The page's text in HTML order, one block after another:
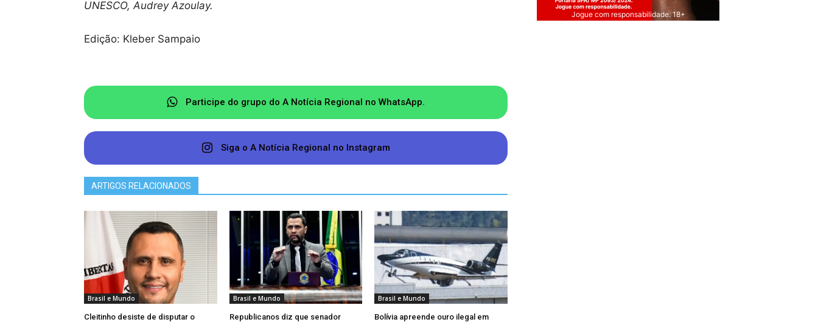
UNESCO, Audrey Azoulay.
Edição: Kleber Sampaio
Participe do grupo do A Notícia Regional no WhatsApp.
Siga o A Notícia Regional no Instagram
ARTIGOS RELACIONADOS
Brasil e Mundo
Cleitinho desiste de disputar o
Brasil e Mundo
Republicanos diz que senador
Brasil e Mundo
Bolívia apreende ouro ilegal em
Jogue com responsabilidade. 18+